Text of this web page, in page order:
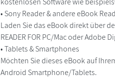
• Sony Reader & andere eBook
Laden Sie das eBook direkt über
READER FOR PC/Mac oder
• Tablets & Smartphones
Möchten Sie dieses eBook auf
Android Smartphone/Tablets.